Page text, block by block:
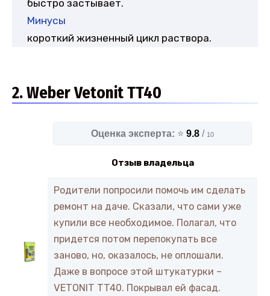
быстро застывает.
Минусы
короткий жизненный цикл раствора.
2. Weber Vetonit TT40
Оценка эксперта: ⭐ 9.8 / 10
Отзыв владельца
Родители попросили помочь им сделать
ремонт на даче. Сказали, что сами уже
купили все необходимое. Полагал, что
придется потом перепокупать все
заново, но, оказалось, не оплошали.
Даже в вопросе этой штукатурки –
VETONIT TT40. Покрывал ей фасад.